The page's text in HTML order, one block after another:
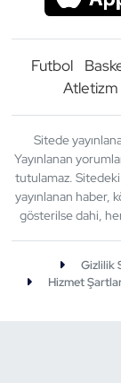
Futbol
Atletizm
Sitede
Yayınlanan
tutulamaz. Sitedeki
yayınlanan haber,
gösterilse dahi,
Gizlilik
Hizmet